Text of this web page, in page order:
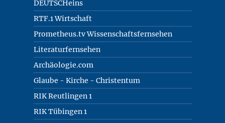
DEUTSCHeins
RTF.1 Wirtschaft
Prometheus.tv Wissenschaftsfernsehen
Literaturfernsehen
Archäologie.com
Glaube - Kirche - Christentum
RIK Reutlingen 1
RIK Tübingen 1